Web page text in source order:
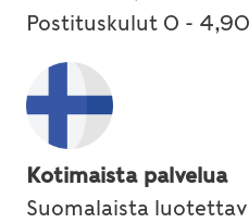
Postituskulut 0 -
Kotimaista palvelua
Suomalaista